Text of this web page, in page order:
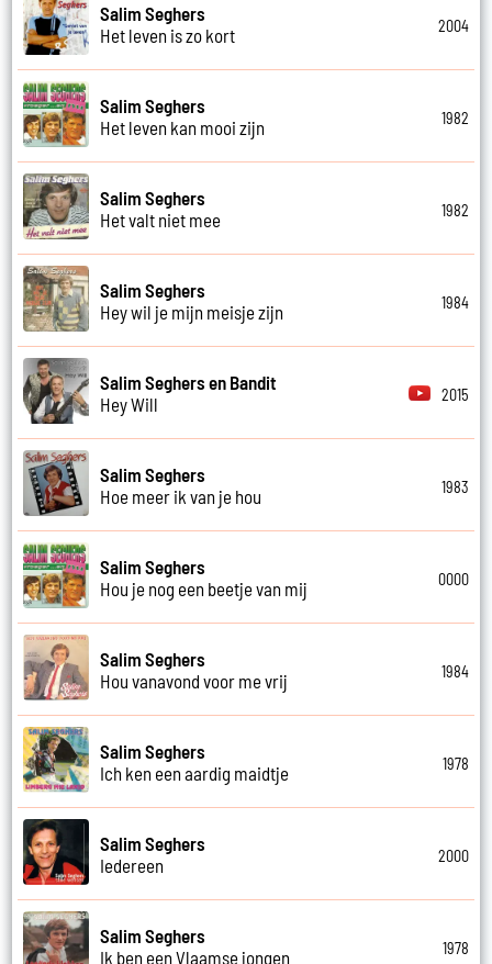
Salim Seghers
Het leven is zo kort
2004
Salim Seghers
Het leven kan mooi zijn
1982
Salim Seghers
Het valt niet mee
1982
Salim Seghers
Hey wil je mijn meisje zijn
1984
Salim Seghers en Bandit
Hey Will
2015
Salim Seghers
Hoe meer ik van je hou
1983
Salim Seghers
Hou je nog een beetje van mij
0000
Salim Seghers
Hou vanavond voor me vrij
1984
Salim Seghers
Ich ken een aardig maidtje
1978
Salim Seghers
Iedereen
2000
Salim Seghers
Ik ben een Vlaamse jongen
1978